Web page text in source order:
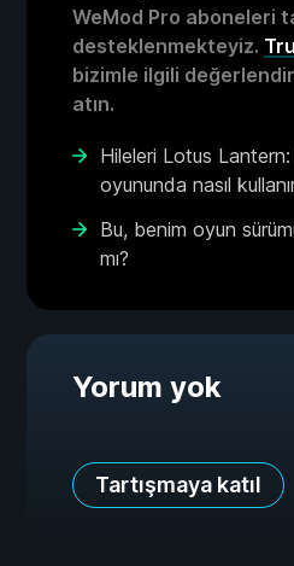
WeMod Pro aboneleri
desteklenmekteyiz.
bizimle ilgili
atın.
Hileleri Lotus
oyununda nasıl
Bu, benim oyun
mı?
Yorum yok
Tartışmaya katıl